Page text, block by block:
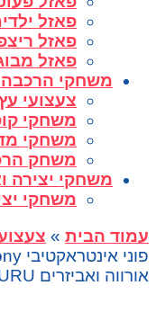
פאזל
פאזל
פאזל
משחקי
צעצועי
משחקי
משחקי
משחק
משחקי יצירה
משחקי
עמוד הבית»
אורווה ואביזרים ZURU